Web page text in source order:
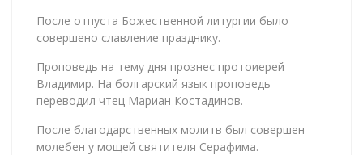
После отпуста Божественной литургии было
совершено славление празднику.
Проповедь на тему дня прознес протоиерей
Владимир. На болгарский язык проповедь
переводил чтец Мариан Костадинов.
После благодарственных молитв был совершен
молебен у мощей святителя Серафима.